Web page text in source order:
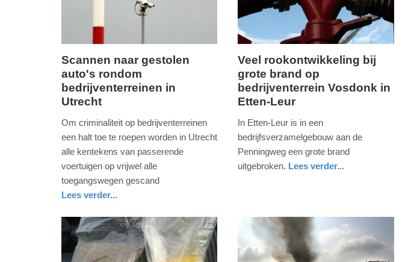
dinsdag,
25.
juli
2017
09:06
09-
2025
09:10
Scannen naar gestolen
auto's rondom
bedrijventerreinen in
Utrecht
Om criminaliteit op bedrijventerreinen
een halt toe te roepen worden in Utrecht
alle kentekens van passerende
voertuigen op vrijwel alle
toegangswegen gescand
Lees verder...
vrijdag,
19.
augustus
2016
-
22:27
2025
09:10
Veel rookontwikkeling bij
grote brand op
bedrijventerrein Vosdonk in
Etten-Leur
In Etten-Leur is in een
bedrijfsverzamelgebouw aan de
Penningweg een grote brand
uitgebroken. Lees verder...